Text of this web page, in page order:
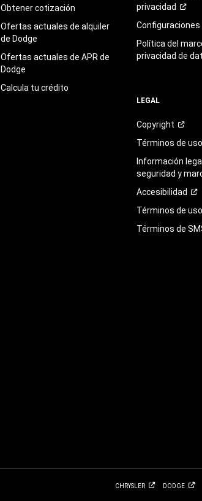
Obtener cotización
Ofertas actuales de alquiler
de Dodge
Ofertas actuales de APR de
Dodge
Calcula tu crédito
privacidad
Configuraciones
Política del
privacidad de
LEGAL
Copyright
Términos deuso
Información
seguridad y
Accesibilidad
Términos de
Términos de
CHRYSLER DODGE